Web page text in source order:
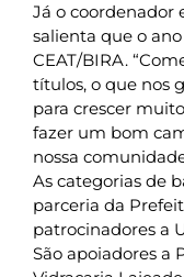
Já o coordenador
salienta que o
CEAT/BIRA.
títulos, o que nos
para crescer
fazer um bom
nossa
As categorias de
parceria da
patrocinadores a
São apoiadores a